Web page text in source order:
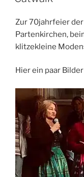
Zur 70jahrfeier
Partenkirchen,
klitzekleine
Hier ein paar